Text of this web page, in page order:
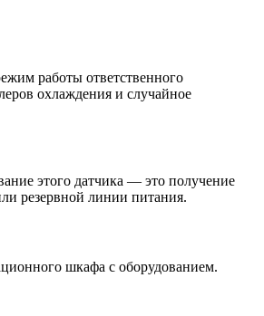
работы ответственного
охлаждения и случайное
этого датчика — это получение
резервной линии питания.
шкафа с оборудованием.